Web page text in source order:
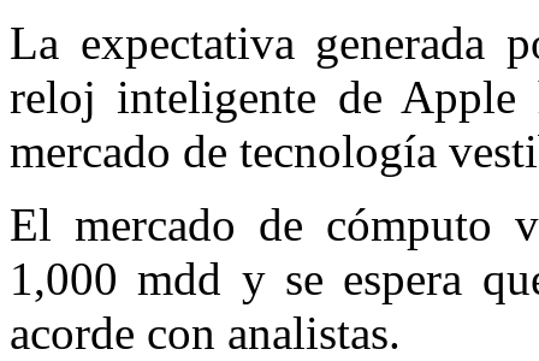
La expectativa generada
reloj inteligente de Apple
mercado de tecnología
El mercado de cómputo
1,000 mdd y se espera
acorde con analistas.